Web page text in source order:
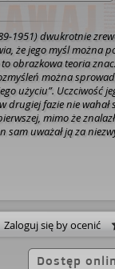
1951) dwukrotnie
że jego myśl można
obrazkowa teoria
można
użyciu”. Uczciwość
drugiej fazie nie wahał
mimo że
sam uważał ją za
drugiej.
Zaloguj się by ocenić
Dostęp